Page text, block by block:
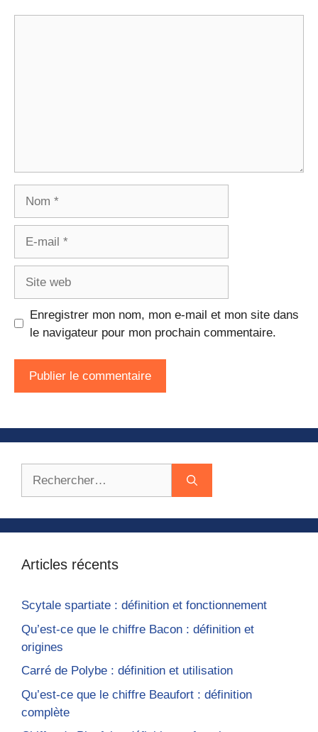
Enregistrer mon nom, mon e-mail et mon site dans
le navigateur pour mon prochain commentaire.
Articles récents
Scytale spartiate : définition et fonctionnement
Qu’est-ce que le chiffre Bacon : définition et
origines
Carré de Polybe : définition et utilisation
Qu’est-ce que le chiffre Beaufort : définition
complète